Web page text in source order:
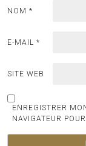
NOM *
E-MAIL *
SITE WEB
ENREGISTRER
NAVIGATEUR